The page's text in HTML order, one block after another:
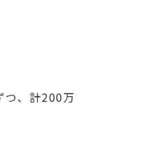
つ、計200万